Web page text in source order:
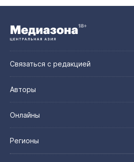
Связаться с редакцией
Авторы
Онлайны
Регионы